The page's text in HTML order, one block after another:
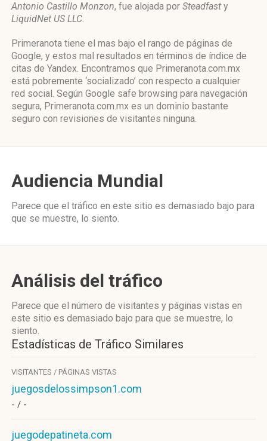
Antonio Castillo Monzon, fue alojada por Steadfast y
LiquidNet US LLC.
Primeranota tiene el mas bajo el rango de páginas de
Google, y estos mal resultados en términos de índice de
citas de Yandex. Encontramos que Primeranota.com.mx
está pobremente ‘socializado’ con respecto a cualquier
red social. Según Google safe browsing para navegación
segura, Primeranota.com.mx es un dominio bastante
seguro con revisiones de visitantes ninguna.
Audiencia Mundial
Parece que el tráfico en este sitio es demasiado bajo para
que se muestre, lo siento.
Análisis del tráfico
Parece que el número de visitantes y páginas vistas en
este sitio es demasiado bajo para que se muestre, lo
siento.
Estadísticas de Tráfico Similares
VISITANTES / PÁGINAS VISTAS
juegosdelossimpson1.com
- / -
juegodepatineta.com